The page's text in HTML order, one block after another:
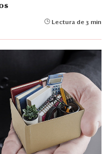
Lectura de 3 min